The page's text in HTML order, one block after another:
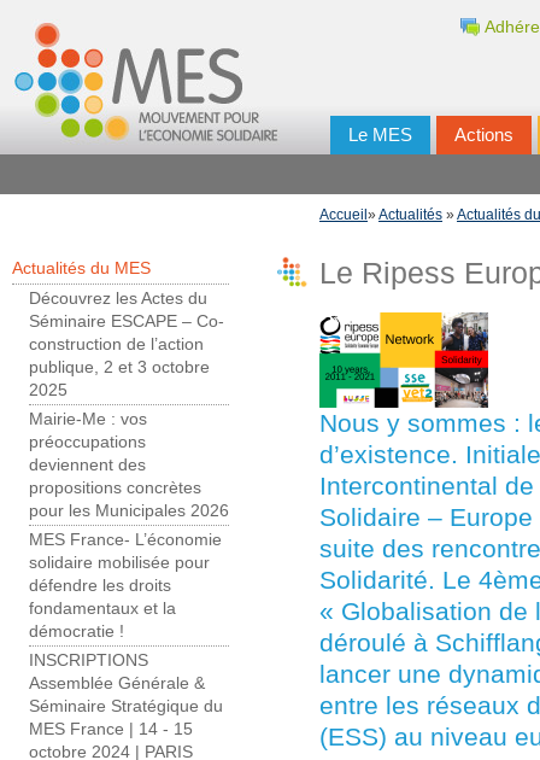
Le MES Actions
Accueil »Actualités »Actualités
Actualités du MES
Découvrez les Actes du
Séminaire ESCAPE – Co-
construction de l’action
publique, 2 et 3 octobre
2025
Mairie-Me : vos
préoccupations
deviennent des
propositions concrètes
pour les Municipales 2026
MES France- L’économie
solidaire mobilisée pour
défendre les droits
fondamentaux et la
démocratie !
INSCRIPTIONS
Assemblée Générale &
Séminaire Stratégique du
MES France | 14 - 15
octobre 2024 | PARIS
Le Ripess
Nous y sommes :
d’existence.
Intercontinental
Solidaire –
suite des
Solidarité. Le
« Globalisation de
déroulé à
lancer une
entre les réseaux
(ESS) au niveau